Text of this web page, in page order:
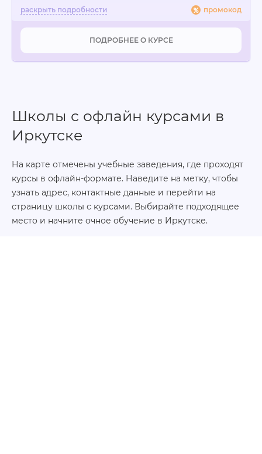
промокод
ПОДРОБНЕЕ О КУРСЕ
Школы с офлайн курсами в
Иркутске
На карте отмечены учебные заведения, где проходят
курсы в офлайн-формате. Наведите на метку, чтобы
узнать адрес, контактные данные и перейти на
страницу школы с курсами. Выбирайте подходящее
место и начните очное обучение в Иркутске.